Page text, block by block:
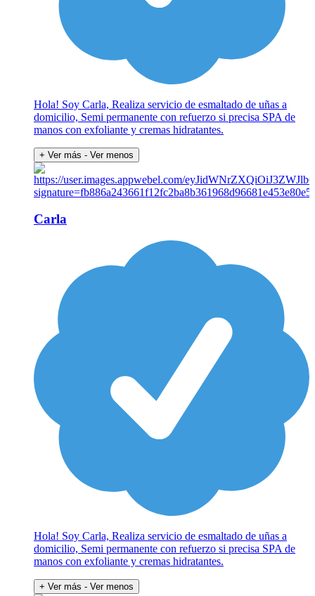
Hola! Soy Carla, Realiza servicio de esmaltado de uñas a
domicilio, Semi permanente con refuerzo si precisa SPA de
manos con exfoliante y cremas hidratantes.
+ Ver más - Ver menos
Carla
Hola! Soy Carla, Realiza servicio de esmaltado de uñas a
domicilio, Semi permanente con refuerzo si precisa SPA de
manos con exfoliante y cremas hidratantes.
+ Ver más - Ver menos